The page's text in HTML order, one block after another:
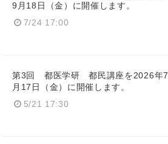
9月18日（金）に開催します。
7/24 17:00
第3回 都医学研 都民講座を2026年7
月17日（金）に開催します。
5/21 17:30